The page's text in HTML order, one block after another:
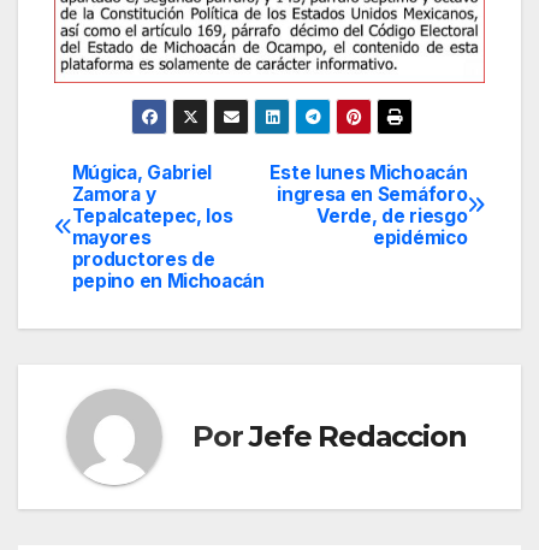
Navegación
de
entradas
Este lunes Michoacán
ingresa en Semáforo
Verde, de riesgo
epidémico
Múgica, Gabriel
Zamora y
Tepalcatepec, los
mayores
productores de
pepino en Michoacán
PorJefe Redaccion